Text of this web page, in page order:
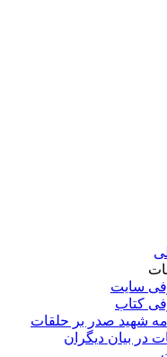
سایت
کتاب
شهید صدر بر حلقات
در بیان دیگران